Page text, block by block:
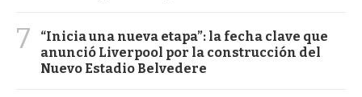
7
“Inicia una nueva etapa”: la fecha clave que
anunció Liverpool por la construcción del
Nuevo Estadio Belvedere